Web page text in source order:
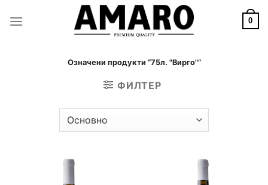
0
Означени продукти “75л. "Вирго"”
ФИЛТЕР